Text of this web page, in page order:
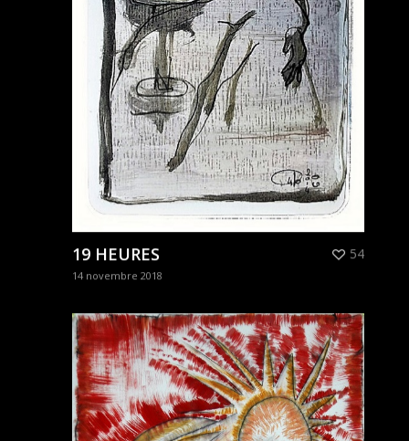
19 HEURES
14 novembre 2018
54